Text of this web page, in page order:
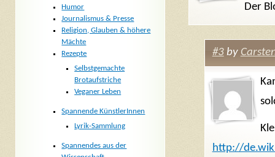
Der
#3by
http://
Humor
Journalismus & Presse
Religion, Glauben & höhere
Mächte
Rezepte
Selbstgemachte
Brotaufstriche
Veganer Leben
Spannende KünstlerInnen
Lyrik-Sammlung
Spannendes aus der